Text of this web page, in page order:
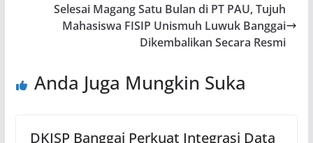
Selesai Magang Satu Bulan di PT PAU, Tujuh
Mahasiswa FISIP Unismuh Luwuk Banggai
Dikembalikan Secara Resmi
Anda Juga Mungkin Suka
DKISP Banggai Perkuat Integrasi Data